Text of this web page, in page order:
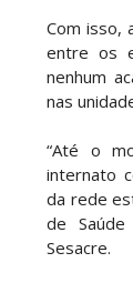
Com isso,
entre os
nenhum
nas
“Até o
internato
da rede
de Saúde
Sesacre.